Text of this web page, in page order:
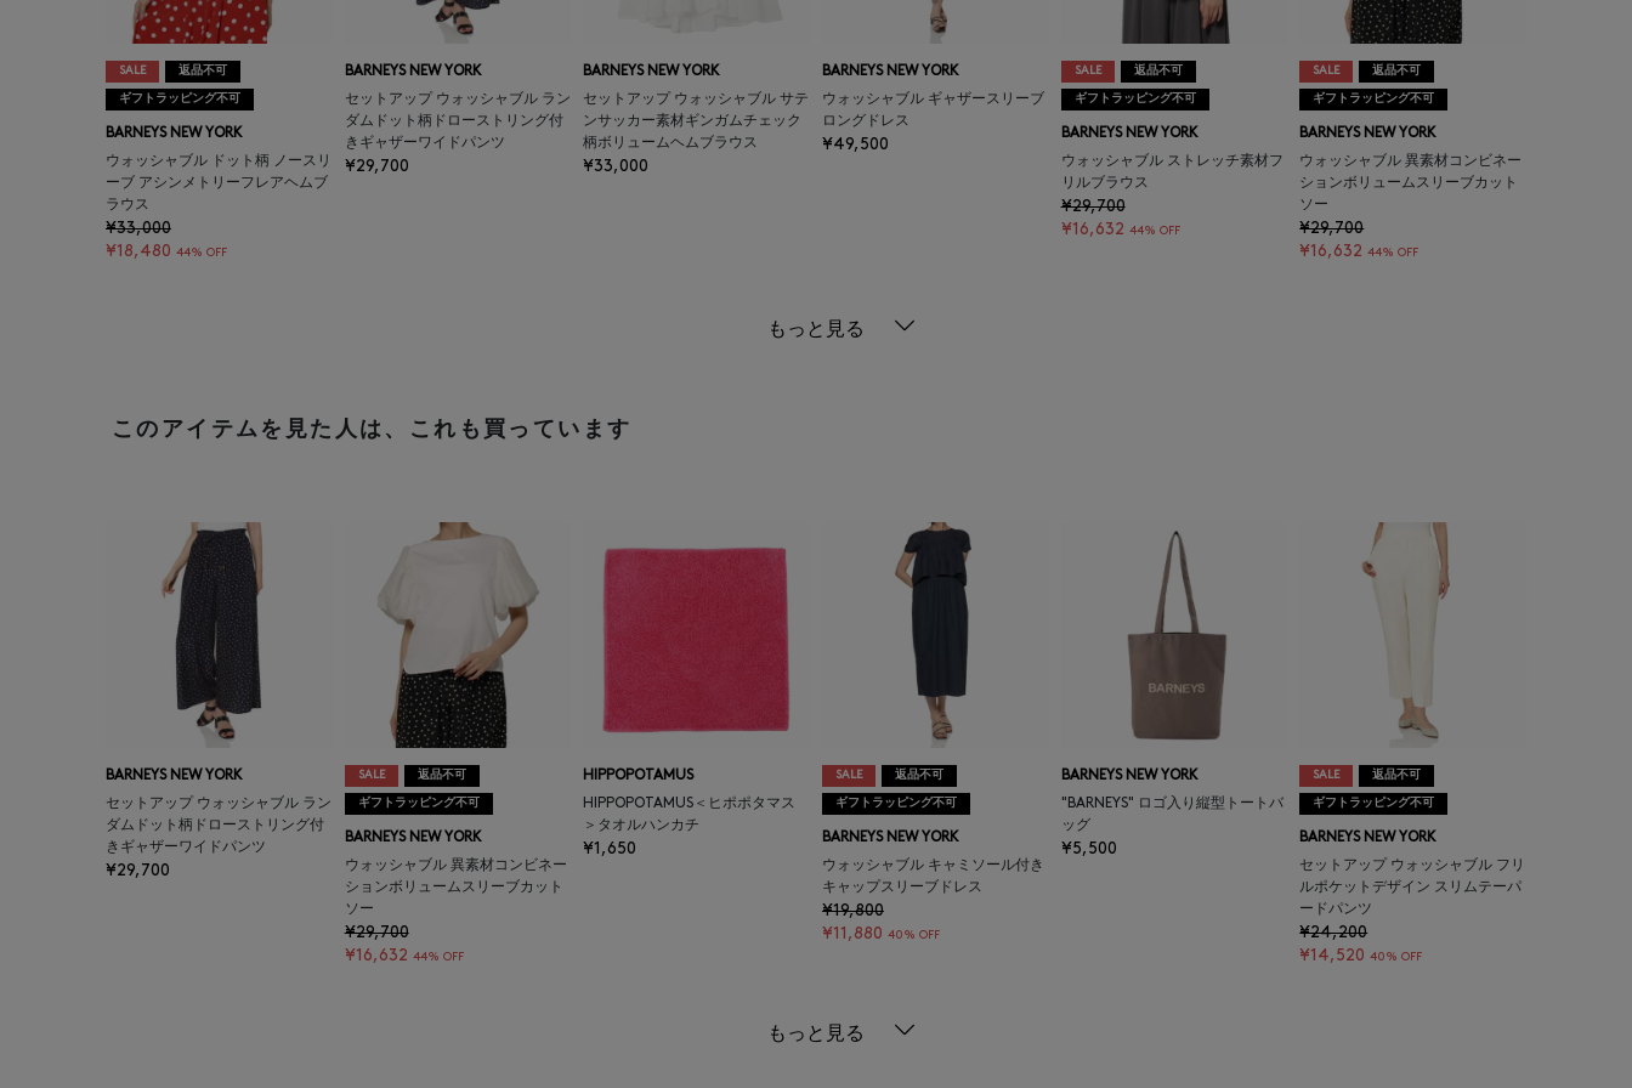
SALE 返品不可
ギフトラッピング不可
BARNEYS NEW YORK
ウォッシャブル ドット柄 ノースリ
ーブ アシンメトリーフレアヘムブ
ラウス
¥33,000
¥18,480 44% OFF
BARNEYS NEW YORK
セットアップ ウォッシャブル ラン
ダムドット柄ドローストリング付
きギャザーワイドパンツ
¥29,700
BARNEYS NEW YORK
セットアップ ウォッシャブル サテ
ンサッカー素材ギンガムチェック
柄ボリュームヘムブラウス
¥33,000
BARNEYS NEW YORK
ウォッシャブル ギャザースリーブ
ロングドレス
¥49,500
SALE 返品不可
ギフトラッピング不可
BARNEYS NEW YORK
ウォッシャブル ストレッチ素材フ
リルブラウス
¥29,700
¥16,632 44% OFF
SALE 返品不可
ギフトラッピング不可
BARNEYS NEW YORK
ウォッシャブル 異素材コンビネー
ションボリュームスリーブカット
ソー
¥29,700
¥16,632 44% OFF
もっと見る
このアイテムを見た人は、これも買っています
BARNEYS NEW YORK
セットアップ ウォッシャブル ラン
ダムドット柄ドローストリング付
きギャザーワイドパンツ
¥29,700
SALE 返品不可
ギフトラッピング不可
BARNEYS NEW YORK
ウォッシャブル 異素材コンビネー
ションボリュームスリーブカット
ソー
¥29,700
¥16,632 44% OFF
HIPPOPOTAMUS
HIPPOPOTAMUS＜ヒポポタマス
＞タオルハンカチ
¥1,650
SALE 返品不可
ギフトラッピング不可
BARNEYS NEW YORK
ウォッシャブル キャミソール付き
キャップスリーブドレス
¥19,800
¥11,880 40% OFF
BARNEYS NEW YORK
"BARNEYS" ロゴ入り縦型トートバ
ッグ
¥5,500
SALE 返品不可
ギフトラッピング不可
BARNEYS NEW YORK
セットアップ ウォッシャブル フリ
ルポケットデザイン スリムテーパ
ードパンツ
¥24,200
¥14,520 40% OFF
もっと見る